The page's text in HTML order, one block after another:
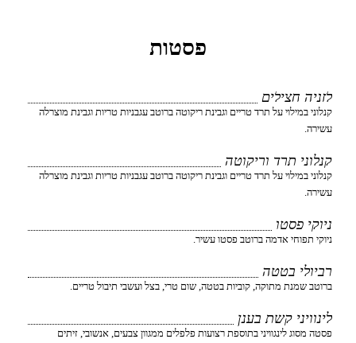
פסטות
לזניה חצילים
קנלוני במילוי על תרד טריים וגבינת ריקוטה ברוטב עגבניות טריות וגבינת מוצרלה
עשירה.
קנלוני תרד וריקוטה
קנלוני במילוי על תרד טריים וגבינת ריקוטה ברוטב עגבניות טריות וגבינת מוצרלה
עשירה.
ניוקי פסטו
ניוקי תפוחי אדמה ברוטב פסטו עשיר.
רביולי בטטה
ברוטב שמנת מתוקה, קוביות בטטה, שום טרי, בצל ועשבי תיבול טריים.
לינוויני קשת בענן
פסטה מסוג לינגוויני בתוספת רצועות פלפלים ממגוון צבעים, אנשובי, זיתים